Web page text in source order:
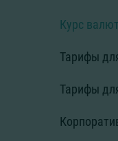
Курс валют
Тарифы
Тарифы